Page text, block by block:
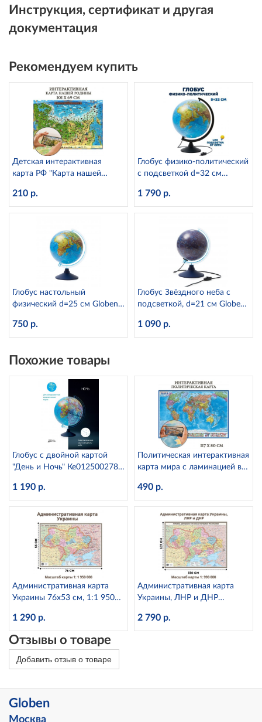
Инструкция, сертификат и другая
документация
Рекомендуем купить
Детская интерактивная
карта РФ "Карта нашей
Globen КН013
210 р.
Глобус физико-политический
с подсветкой d=32 см
1 790 р.
Глобус настольный
физический d=25 см Globen
750 р.
Глобус Звёздного неба с
подсветкой, d=21 см Globen
1 090 р.
Похожие товары
Глобус с двойной картой
"День и Ночь" Ке012500278
1 190 р.
Политическая интерактивная
карта мира с ламинацией в
490 р.
Административная карта
Украины 76х53 см, 1:1 950
1 290 р.
Административная карта
Украины, ЛНР и ДНР
GlobusOff,
2 790 р.
Отзывы о товаре
Добавить отзыв о товаре
Globen
Москва